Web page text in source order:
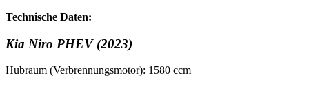
Technische Daten:
Kia Niro PHEV (2023)
Hubraum (Verbrennungsmotor): 1580 ccm